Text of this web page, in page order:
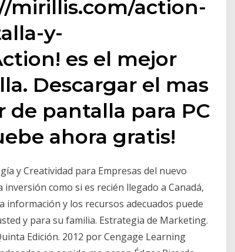
mirillis.com/action-
y-
es el mejor
Descargar el mas
de pantalla para PC
ahora gratis!
y Creatividad para Empresas del nuevo
como si es recién llegado a Canadá,
y los recursos adecuados puede
y para su familia. Estrategia de Marketing.
Edición. 2012 por Cengage Learning